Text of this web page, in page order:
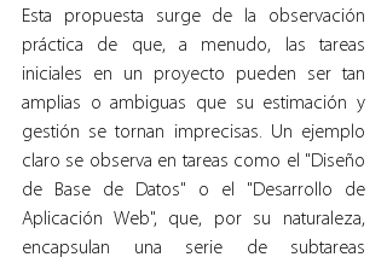
Esta propuesta surge de la observación
práctica de que, a menudo, las tareas
iniciales en un proyecto pueden ser tan
amplias o ambiguas que su estimación y
gestión se tornan imprecisas. Un ejemplo
claro se observa en tareas como el "Diseño
de Base de Datos" o el "Desarrollo de
Aplicación Web", que, por su naturaleza,
encapsulan una serie de subtareas